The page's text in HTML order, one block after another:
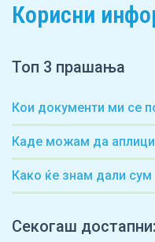
Корисни
Топ 3 прашања
Кои документи ми се
Каде можам да
Како ќе знам дали
Секогаш достапни: